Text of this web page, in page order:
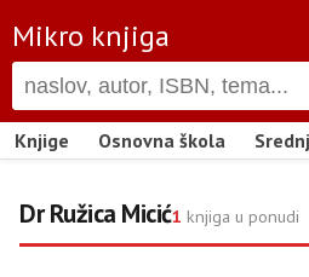
Mikro knjiga
Knjige Osnovna škola
Dr Ružica Micić1 knjiga u ponudi